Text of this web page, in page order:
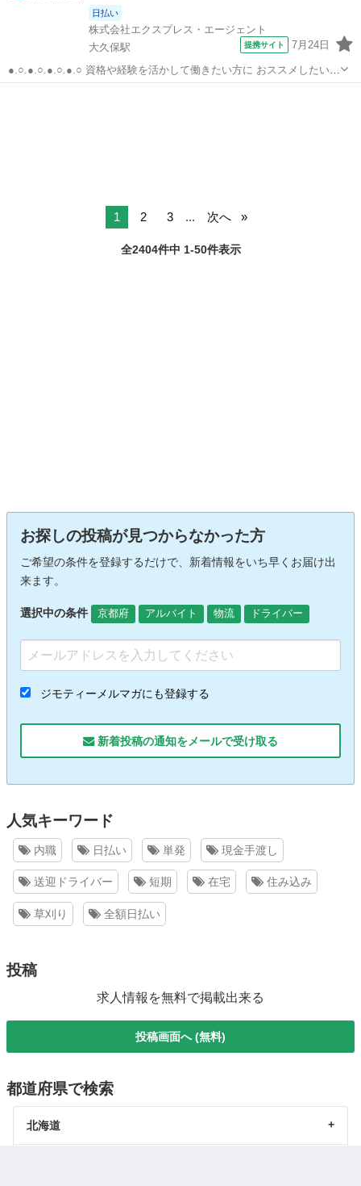
日払い
株式会社エクスプレス・エージェント
大久保駅
提携サイト 7月24日
●.○.●.○.●.○.●.○ 資格や経験を活かして働きたい方に おススメしたいお
仕事です♪ 日勤帯・土日祝休みなので プライベートも充実間違いなし
1 2 3 ... 次へ
全2404件中 1-50件表示
お探しの投稿が見つからなかった方
ご希望の条件を登録するだけで、新着情報をいち早くお届け出
来ます。
選択中の条件 京都府 アルバイト 物流 ドライバー
ジモティーメルマガにも登録する
新着投稿の通知をメールで受け取る
人気キーワード
内職 日払い 単発 現金手渡し
送迎ドライバー 短期 在宅 住み込み
草刈り 全額日払い
投稿
求人情報を無料で掲載出来る
投稿画面へ (無料)
都道府県で検索
北海道